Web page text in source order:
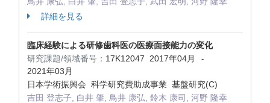
詳細を見る
臨床経験による研修歯科医の医療面接能力の変化
研究課題/領域番号： 17K12047 2017年04月 -
2021年03月
日本学術振興会 科学研究費助成事業 基盤研究(C)
吉田 登志子, 白井 肇, 鳥井 康弘, 鈴木 康司, 河野 隆幸